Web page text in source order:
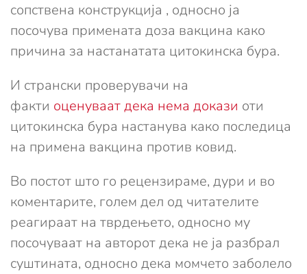
сопствена конструкција , односно ја
посочува примената доза вакцина како
причина за настанатата цитокинска бура.
И странски проверувачи на
факти оценуваат дека нема докази оти
цитокинска бура настанува како последица
на примена вакцина против ковид.
Во постот што го рецензираме, дури и во
коментарите, голем дел од читателите
реагираат на тврдењето, односно му
посочуваат на авторот дека не ја разбрал
суштината, односно дека момчето заболело